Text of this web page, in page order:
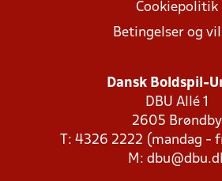
Cookiepolitik
Betingelser og
Dansk Boldspil-
DBU Allé 1
2605 Brøndby
T: 4326 2222 (mandag -
M: